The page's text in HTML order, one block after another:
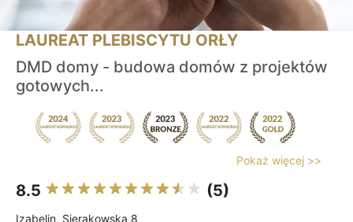
LAUREAT PLEBISCYTU ORŁY
DMD domy - budowa domów z projektów
gotowych...
Pokaż więcej >>
8.5 (5)
Izabelin, Sierakowska 8